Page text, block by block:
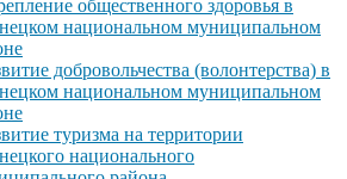
общественного здоровья в
национальном муниципальном
добровольчества (волонтерства) в
национальном муниципальном
туризма на территории
национального